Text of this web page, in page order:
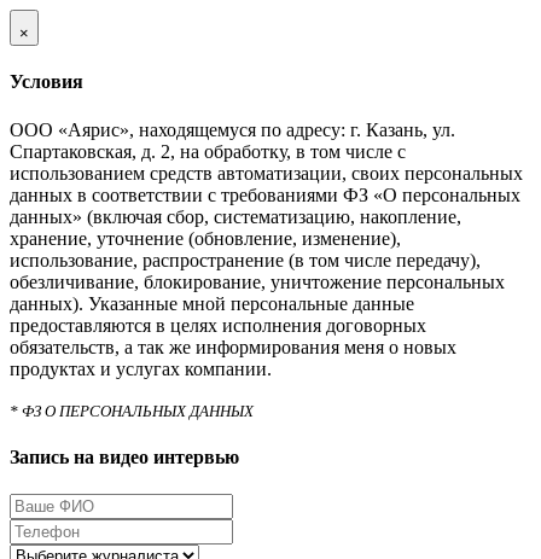
×
Условия
ООО «Аярис», находящемуся по адресу: г. Казань, ул.
Спартаковская, д. 2, на обработку, в том числе с
использованием средств автоматизации, своих персональных
данных в соответствии с требованиями ФЗ «О персональных
данных» (включая сбор, систематизацию, накопление,
хранение, уточнение (обновление, изменение),
использование, распространение (в том числе передачу),
обезличивание, блокирование, уничтожение персональных
данных). Указанные мной персональные данные
предоставляются в целях исполнения договорных
обязательств, а так же информирования меня о новых
продуктах и услугах компании.
* ФЗ О ПЕРСОНАЛЬНЫХ ДАННЫХ
Запись на видео интервью